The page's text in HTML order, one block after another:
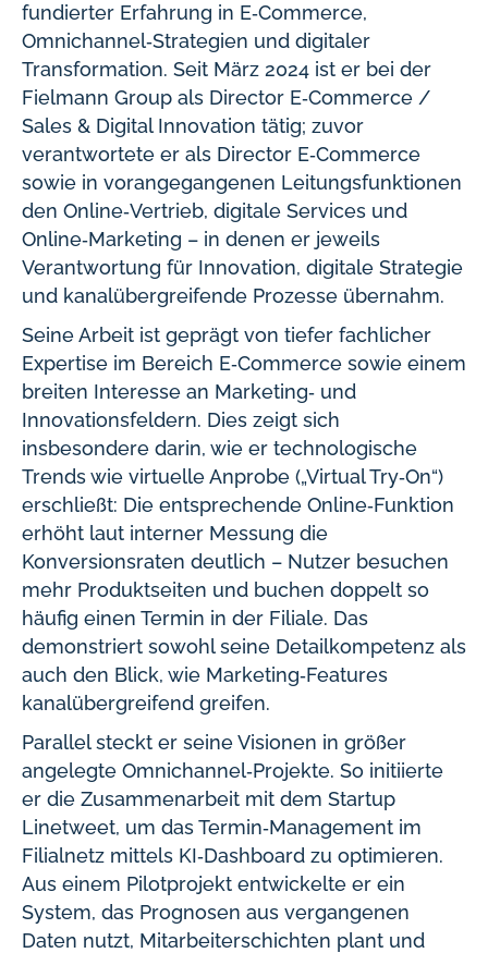
fundierter Erfahrung in E‑Commerce,
Omnichannel‑Strategien und digitaler
Transformation. Seit März 2024 ist er bei der
Fielmann Group als Director E‑Commerce /
Sales & Digital Innovation tätig; zuvor
verantwortete er als Director E‑Commerce
sowie in vorangegangenen Leitungsfunktionen
den Online‑Vertrieb, digitale Services und
Online‑Marketing – in denen er jeweils
Verantwortung für Innovation, digitale Strategie
und kanalübergreifende Prozesse übernahm.
Seine Arbeit ist geprägt von tiefer fachlicher
Expertise im Bereich E‑Commerce sowie einem
breiten Interesse an Marketing‑ und
Innovationsfeldern. Dies zeigt sich
insbesondere darin, wie er technologische
Trends wie virtuelle Anprobe („Virtual Try‑On“)
erschließt: Die entsprechende Online‑Funktion
erhöht laut interner Messung die
Konversionsraten deutlich – Nutzer besuchen
mehr Produktseiten und buchen doppelt so
häufig einen Termin in der Filiale. Das
demonstriert sowohl seine Detailkompetenz als
auch den Blick, wie Marketing‑Features
kanalübergreifend greifen.
Parallel steckt er seine Visionen in größer
angelegte Omnichannel‑Projekte. So initiierte
er die Zusammenarbeit mit dem Startup
Linetweet, um das Termin‑Management im
Filialnetz mittels KI‑Dashboard zu optimieren.
Aus einem Pilotprojekt entwickelte er ein
System, das Prognosen aus vergangenen
Daten nutzt, Mitarbeiterschichten plant und